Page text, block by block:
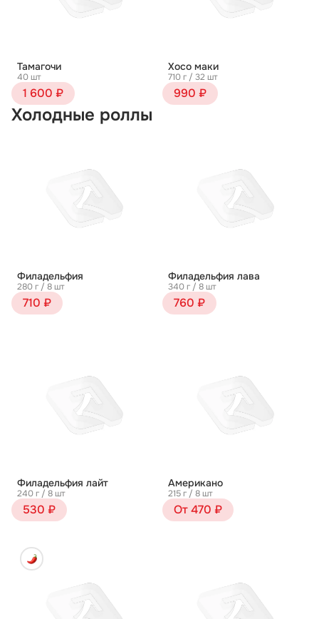
Тамагочи
40 шт
1 600 ₽
Хосо маки
710 г / 32 шт
990 ₽
Холодные роллы
Филадельфия
280 г / 8 шт
710 ₽
Филадельфия лава
340 г / 8 шт
760 ₽
Филадельфия лайт
240 г / 8 шт
530 ₽
Американо
215 г / 8 шт
От 470 ₽